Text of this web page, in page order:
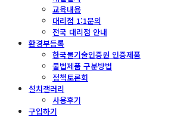
교육내용
대리점 1:1문의
전국 대리점 안내
환경부등록
한국물기술인증원 인증제품
불법제품 구분방법
정책토론회
설치갤러리
사용후기
구입하기